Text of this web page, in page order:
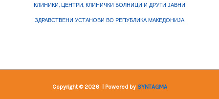
КЛИНИКИ, ЦЕНТРИ, КЛИНИЧКИ БОЛНИЦИ И ДРУГИ ЈАВНИ
ЗДРАВСТВЕНИ УСТАНОВИ ВО РЕПУБЛИКА МАКЕДОНИЈА
Copyright © 2026 | Powered by SYNTAGMA